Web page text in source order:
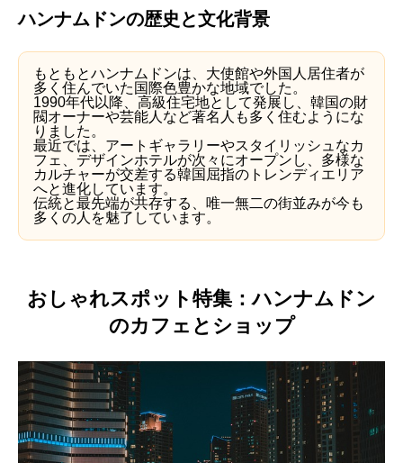
ハンナムドンの歴史と文化背景
もともとハンナムドンは、大使館や外国人居住者が
多く住んでいた国際色豊かな地域でした。
1990年代以降、高級住宅地として発展し、韓国の財
閥オーナーや芸能人など著名人も多く住むようにな
りました。
最近では、アートギャラリーやスタイリッシュなカ
フェ、デザインホテルが次々にオープンし、多様な
カルチャーが交差する韓国屈指のトレンディエリア
へと進化しています。
伝統と最先端が共存する、唯一無二の街並みが今も
多くの人を魅了しています。
おしゃれスポット特集：ハンナムドン
のカフェとショップ